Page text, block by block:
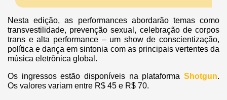
Nesta edição, as performances abordarão temas como
transvestilidade, prevenção sexual, celebração de corpos
trans e alta performance – um show de conscientização,
política e dança em sintonia com as principais vertentes da
música eletrônica global.
Os ingressos estão disponíveis na plataforma Shotgun.
Os valores variam entre R$ 45 e R$ 70.